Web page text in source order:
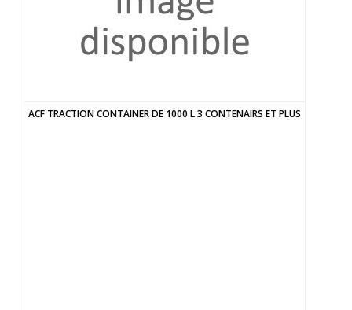
ACF TRACTION CONTAINER DE 1000 L 3 CONTENAIRS ET PLUS